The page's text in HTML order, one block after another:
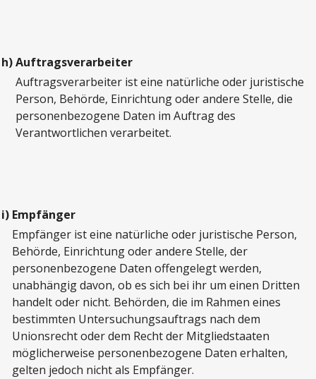
h)Auftragsverarbeiter
Auftragsverarbeiter ist eine natürliche oder juristische
Person, Behörde, Einrichtung oder andere Stelle, die
personenbezogene Daten im Auftrag des
Verantwortlichen verarbeitet.
i) Empfänger
Empfänger ist eine natürliche oder juristische Person,
Behörde, Einrichtung oder andere Stelle, der
personenbezogene Daten offengelegt werden,
unabhängig davon, ob es sich bei ihr um einen Dritten
handelt oder nicht. Behörden, die im Rahmen eines
bestimmten Untersuchungsauftrags nach dem
Unionsrecht oder dem Recht der Mitgliedstaaten
möglicherweise personenbezogene Daten erhalten,
gelten jedoch nicht als Empfänger.